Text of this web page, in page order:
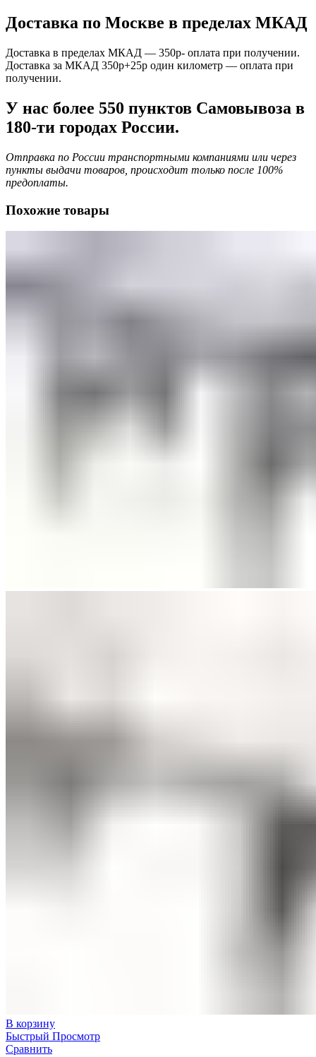
Доставка по Москве в пределах МКАД
Доставка в пределах МКАД — 350р- оплата при получении.
Доставка за МКАД 350р+25р один километр — оплата при
получении.
У нас более 550 пунктов Самовывоза в
180-ти городах России.
Отправка по России транспортными компаниями или через
пункты выдачи товаров, происходит только после 100%
предоплаты.
Похожие товары
В корзину
Быстрый Просмотр
Сравнить